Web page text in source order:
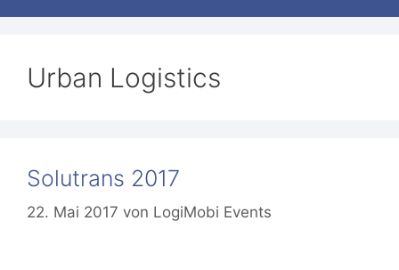
Urban Logistics
Solutrans 2017
22. Mai 2017 von LogiMobi Events